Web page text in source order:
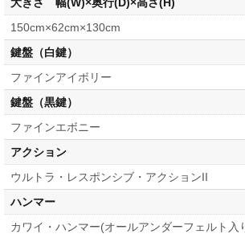
150cm×62cm×130cm
鍵盤（白鍵）
ファインアイボリー
鍵盤（黒鍵）
ファインエボニー
アクション
ウルトラ・レスポンシブ・アクションII
ハンマー
カワイ・ハンマー(オールアンダーフェルト入